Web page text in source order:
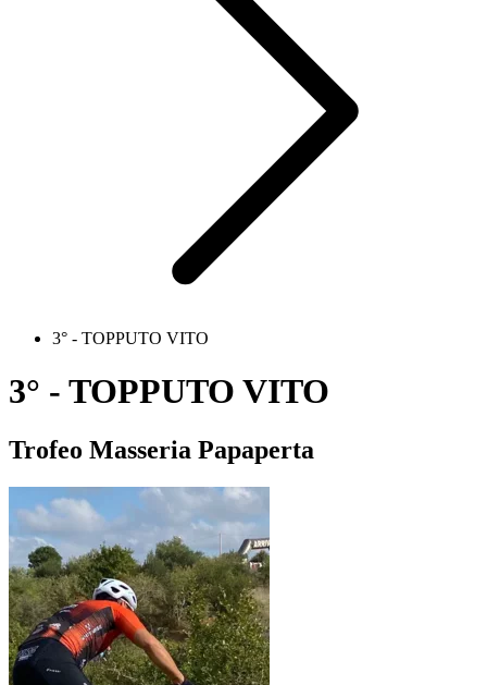
3° - TOPPUTO VITO
3° - TOPPUTO VITO
Trofeo Masseria Papaperta